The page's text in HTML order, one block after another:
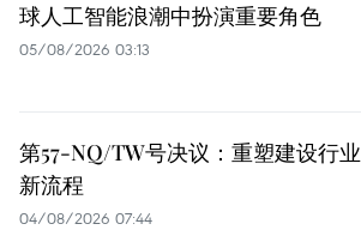
球人工智能浪潮中扮演重要角色
05/08/2026 03:13
第57-NQ/TW号决议：重塑建设行业
新流程
04/08/2026 07:44